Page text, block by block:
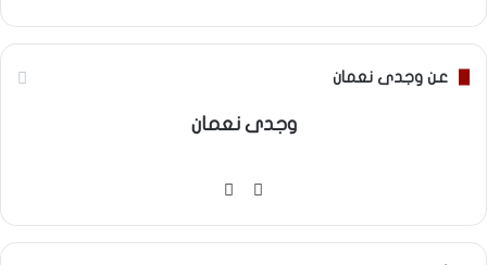
عن وجدى نعمان
وجدى نعمان
موقع